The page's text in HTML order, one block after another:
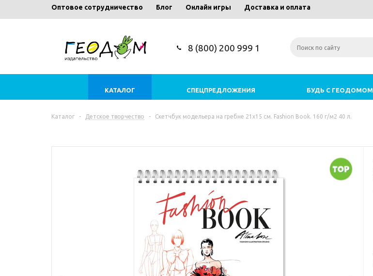
Оптовое сотрудничество Блог Онлайн игры Доставка и оплата
8 (800) 200 999 1
КАТАЛОГ СПЕЦПРЕДЛОЖЕНИЯ БУДЬ С ГЕОДОМОМ
Каталог - Детское творчество - Скетчбук модельера на гребне 21х15 см. Fashion Book. 160 г/м2 40 л.